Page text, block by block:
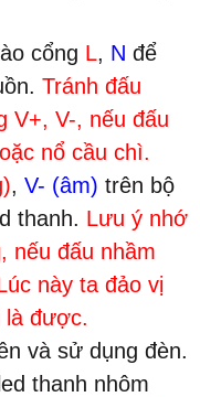
cổng L, N để
Tránh đấu
V+, V-, nếu đấu
nổ cầu chì.
, V- (âm) trên bộ
thanh. Lưu ý nhớ
nếu đấu nhầm
này ta đảo vị
là được.
và sử dụng đèn.
thanh nhôm